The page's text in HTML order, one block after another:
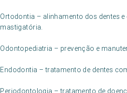
Ortodontia – alinhamento dos dentes
mastigatória.
Odontopediatria – prevenção e
Endodontia – tratamento de dentes
Periodontologia – tratamento de